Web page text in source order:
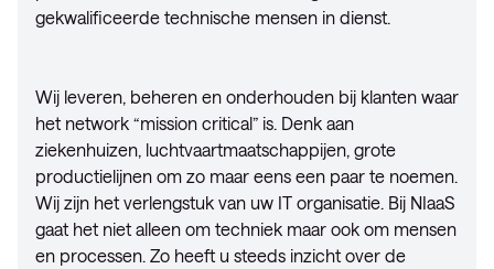
gekwalificeerde technische mensen in dienst.
Wij leveren, beheren en onderhouden bij klanten waar
het network “mission critical” is. Denk aan
ziekenhuizen, luchtvaartmaatschappijen, grote
productielijnen om zo maar eens een paar te noemen.
Wij zijn het verlengstuk van uw IT organisatie. Bij NIaaS
gaat het niet alleen om techniek maar ook om mensen
en processen. Zo heeft u steeds inzicht over de